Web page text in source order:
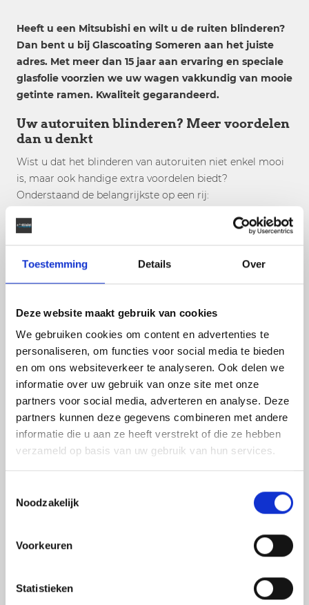
Toestemming Details Over
Deze website maakt gebruik van cookies
We gebruiken cookies om content en advertenties te
personaliseren, om functies voor social media te bieden
en om ons websiteverkeer te analyseren. Ook delen we
informatie over uw gebruik van onze site met onze
partners voor social media, adverteren en analyse. Deze
partners kunnen deze gegevens combineren met andere
informatie die u aan ze heeft verstrekt of die ze hebben
verzameld op basis van uw gebruik van hun services.
Noodzakelijk
Voorkeuren
Statistieken
Heeft u een Mitsubishi en wilt u de ruiten blinderen?
Dan bent u bij Glascoating Someren aan het juiste
adres. Met meer dan 15 jaar aan ervaring en speciale
glasfolie voorzien we uw wagen vakkundig van mooie
getinte ramen. Kwaliteit gegarandeerd.
Uw autoruiten blinderen? Meer voordelen
dan u denkt
Wist u dat het blinderen van autoruiten niet enkel mooi
is, maar ook handige extra voordelen biedt?
Onderstaand de belangrijkste op een rij:
Een mooie strakke uitstraling
Minder last van (laag)hangende zon
Inbraakvertragend effect
Mitsubishi
Onze specialisten weten precies hoe ze het beste de
autoruiten blinderen van uw Mitsubishi. Hierbij werken
we met een speciale glasfolie in zeven verschillende
tinten. U bepaalt dus zelf of u een lichte of juiste
donkerdere tint wenst. Dus wilt u de ramen blinderen
van uw Mitsubishi? Dan zorgen wij voor een
eindresultaat van absolute topkwaliteit.
Benieuwd naar de mogelijkheden? Bekijk hieronder
hebben envraag direct vrijblijvend een offerte voor uw